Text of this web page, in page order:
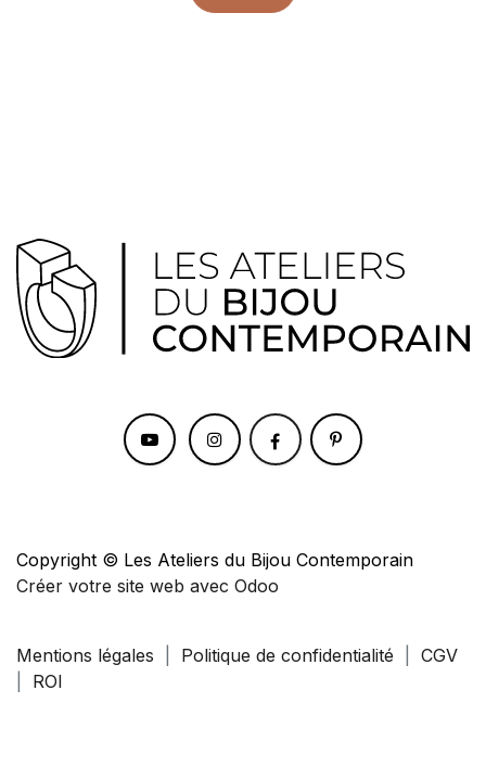
Copyright © Les Ateliers du Bijou Contemporain
Créer votre site web avec Odoo
Mentions légales Politique de confidentialité
CGV
ROI